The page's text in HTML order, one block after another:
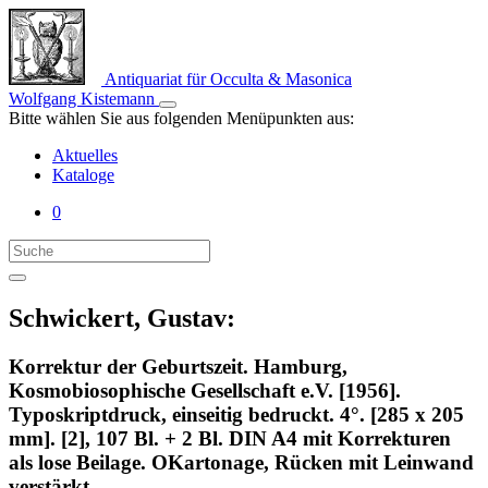
Antiquariat für Occulta & Masonica
Wolfgang Kistemann
Bitte wählen Sie aus folgenden Menüpunkten aus:
Aktuelles
Kataloge
0
Schwickert, Gustav:
Korrektur der Geburtszeit. Hamburg,
Kosmobiosophische Gesellschaft e.V. [1956].
Typoskriptdruck, einseitig bedruckt. 4°. [285 x 205
mm]. [2], 107 Bl. + 2 Bl. DIN A4 mit Korrekturen
als lose Beilage. OKartonage, Rücken mit Leinwand